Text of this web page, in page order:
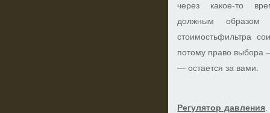
через какое-то
должным образом
стоимостьфильтра
потому право выбора
— остается за вами.
Регулятор давления